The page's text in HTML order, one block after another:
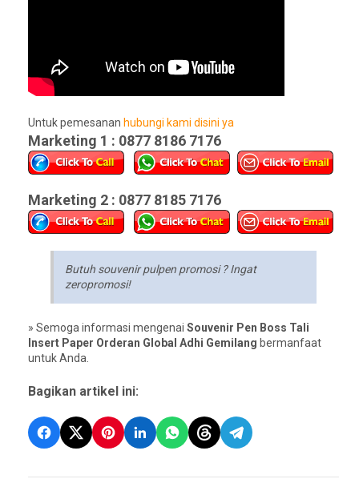
Untuk pemesanan hubungi kami disini ya
Marketing 1 : 0877 8186 7176
Marketing 2 : 0877 8185 7176
Butuh souvenir pulpen promosi ? Ingat
zeropromosi!
» Semoga informasi mengenai Souvenir Pen Boss Tali
Insert Paper Orderan Global Adhi Gemilang bermanfaat
untuk Anda.
Bagikan artikel ini: